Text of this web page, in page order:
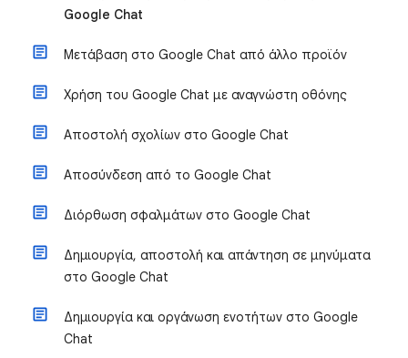
Google Chat
Μετάβαση στο Google Chat από άλλο προϊόν
Χρήση του Google Chat με αναγνώστη οθόνης
Αποστολή σχολίων στο Google Chat
Αποσύνδεση από το Google Chat
Διόρθωση σφαλμάτων στο Google Chat
Δημιουργία, αποστολή και απάντηση σε μηνύματα
στο Google Chat
Δημιουργία και οργάνωση ενοτήτων στο Google
Chat